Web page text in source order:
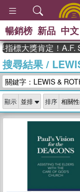
暢銷榜 新品 中文
大獎肯定！A.F.
搜尋結果/
關鍵字：LEWIS &
顯示 排序